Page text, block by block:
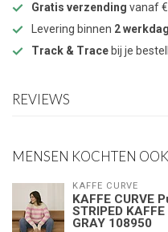
Gratis verzending vanaf
Levering binnen 2
Track & Trace bij je
REVIEWS
MENSEN KOCHTEN OOK
KAFFE CURVE
KAFFE CURVE
STRIPED
GRAY 108950